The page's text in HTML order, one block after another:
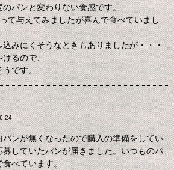
パンと変わりない食感です。
て与えてみましたが喜んで食べていまし
みにくそうなときもありましたが・・・
けるので、
うです。
ンが無くなったので購入の準備をしてい
していたパンが届きました。いつものパ
べています。